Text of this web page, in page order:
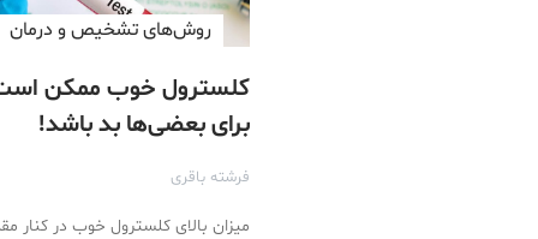
روش‌های تشخیص و درمان
کلسترول خوب ممکن
برای بعضی‌ها بد باشد!
فرشته باقری
میزان بالای کلسترول خوب در کنار